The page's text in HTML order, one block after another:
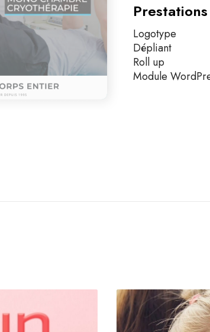
Prestations
Logotype
Dépliant
Roll up
Module